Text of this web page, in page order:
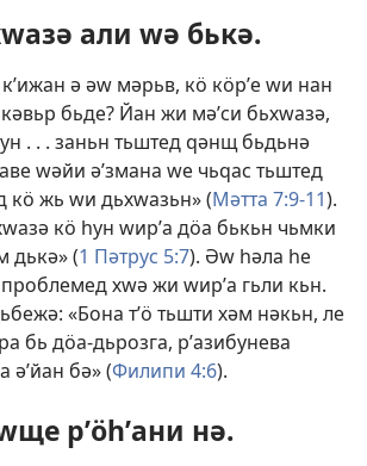
али ԝә бькә.
ә әԝ мәрьв, кӧ кӧрʹе ԝи нан
бьде? Йан жи мәʹси бьхԝазә,
. . . заньн тьштед ԛәнщ бьдьнә
ԝәйи әʹзмана ԝе чьԛас тьштед
жь ԝи дьхԝазьн» (Мәтта 7:9-11).
кӧ һун ԝирʹа дӧа бькьн чьмки
дькә» (1 Пәтрус 5:7). Әԝ һәла һе
хԝә жи ԝирʹа гьли кьн.
«Бона тʹӧ тьшти хәм нәкьн, ле
бь дӧа-дьрозга, рʹазибунева
әʹйан бә» (Филипи 4:6).
рʹӧһʹани нә.